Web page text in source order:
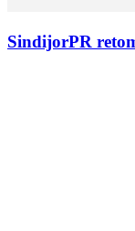
SindijorPR